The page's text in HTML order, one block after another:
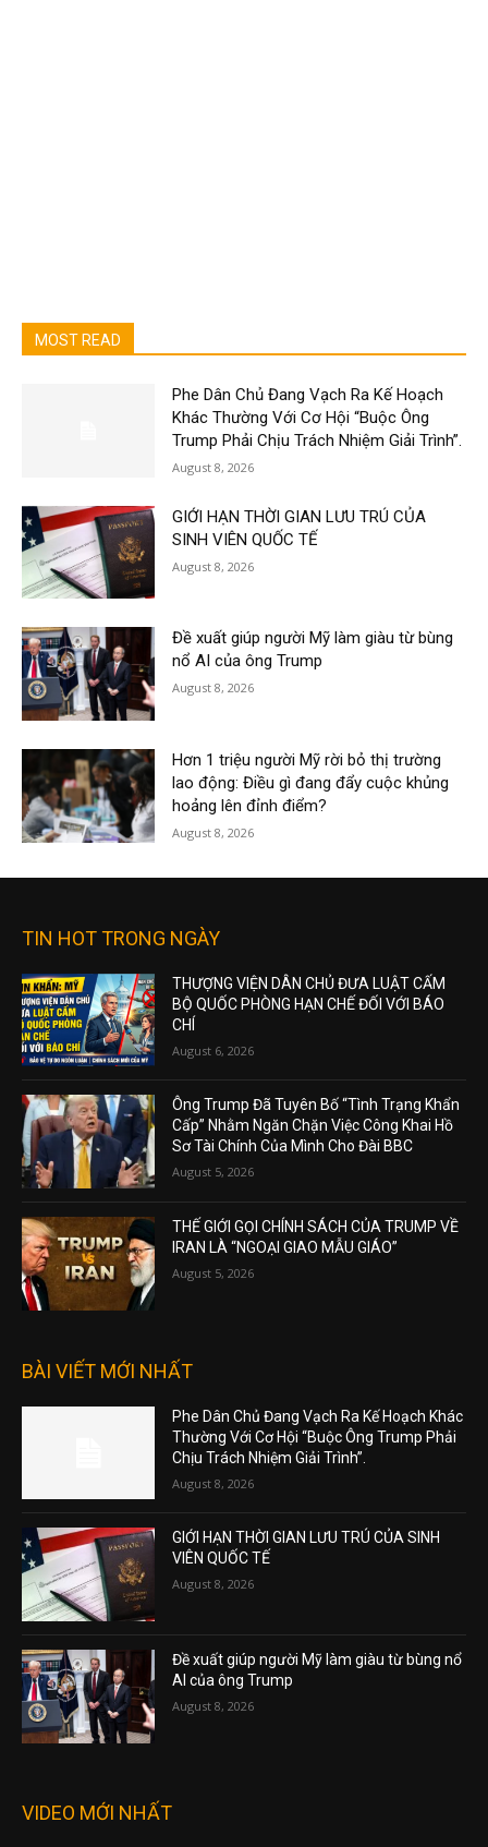
MOST READ
Phe Dân Chủ Đang Vạch Ra Kế Hoạch
Khác Thường Với Cơ Hội “Buộc Ông
Trump Phải Chịu Trách Nhiệm Giải Trình”.
August 8, 2026
GIỚI HẠN THỜI GIAN LƯU TRÚ CỦA
SINH VIÊN QUỐC TẾ
August 8, 2026
Đề xuất giúp người Mỹ làm giàu từ bùng
nổ AI của ông Trump
August 8, 2026
Hơn 1 triệu người Mỹ rời bỏ thị trường
lao động: Điều gì đang đẩy cuộc khủng
hoảng lên đỉnh điểm?
August 8, 2026
TIN HOT TRONG NGÀY
THƯỢNG VIỆN DÂN CHỦ ĐƯA LUẬT CẤM
BỘ QUỐC PHÒNG HẠN CHẾ ĐỐI VỚI BÁO
CHÍ
August 6, 2026
Ông Trump Đã Tuyên Bố “Tình Trạng Khẩn
Cấp” Nhằm Ngăn Chặn Việc Công Khai Hồ
Sơ Tài Chính Của Mình Cho Đài BBC
August 5, 2026
THẾ GIỚI GỌI CHÍNH SÁCH CỦA TRUMP VỀ
IRAN LÀ “NGOẠI GIAO MẪU GIÁO”
August 5, 2026
BÀI VIẾT MỚI NHẤT
Phe Dân Chủ Đang Vạch Ra Kế Hoạch Khác
Thường Với Cơ Hội “Buộc Ông Trump Phải
Chịu Trách Nhiệm Giải Trình”.
August 8, 2026
GIỚI HẠN THỜI GIAN LƯU TRÚ CỦA SINH
VIÊN QUỐC TẾ
August 8, 2026
Đề xuất giúp người Mỹ làm giàu từ bùng nổ
AI của ông Trump
August 8, 2026
VIDEO MỚI NHẤT